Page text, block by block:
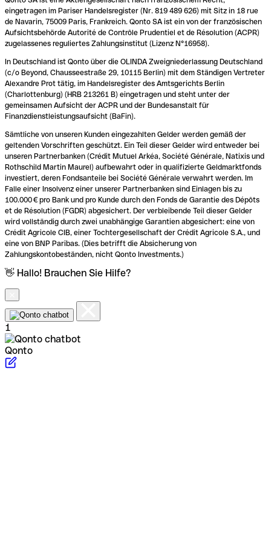
eingetragen im Pariser Handelsregister (Nr. 819 489 626) mit Sitz in 18 rue
de Navarin, 75009 Paris, Frankreich. Qonto SA ist ein von der französischen
Aufsichtsbehörde Autorité de Contrôle Prudentiel et de Résolution (ACPR)
zugelassenes reguliertes Zahlungsinstitut (Lizenz N°16958).
In Deutschland ist Qonto über die OLINDA Zweigniederlassung Deutschland
(c/o Beyond, Chausseestraße 29, 10115 Berlin) mit dem Ständigen Vertreter
Alexandre Prot tätig, im Handelsregister des Amtsgerichts Berlin
(Charlottenburg) (HRB 213261 B) eingetragen und steht unter der
gemeinsamen Aufsicht der ACPR und der Bundesanstalt für
Finanzdienstleistungsaufsicht (BaFin).
Sämtliche von unseren Kunden eingezahlten Gelder werden gemäß der
geltenden Vorschriften geschützt. Ein Teil dieser Gelder wird entweder bei
unseren Partnerbanken (Crédit Mutuel Arkéa, Société Générale, Natixis und
Rothschild Martin Maurel) aufbewahrt oder in qualifizierte Geldmarktfonds
investiert, deren Fondsanteile bei Société Générale verwahrt werden. Im
Falle einer Insolvenz einer unserer Partnerbanken sind Einlagen bis zu
100.000 € pro Bank und pro Kunde durch den Fonds de Garantie des Dépôts
et de Résolution (FGDR) abgesichert. Der verbleibende Teil dieser Gelder
wird vollständig durch zwei unabhängige Garantien abgesichert: eine von
Crédit Agricole CIB, einer Tochtergesellschaft der Crédit Agricole S.A., und
eine von BNP Paribas. (Dies betrifft die Absicherung von
Zahlungskontobeständen, nicht Qonto Investments.)
👋 Hallo! Brauchen Sie Hilfe?
1
Qonto